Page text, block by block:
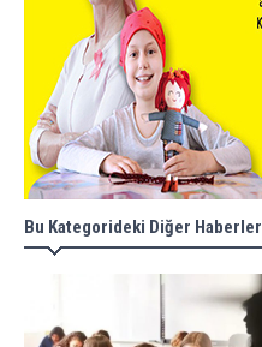
Bu Kategorideki Diğer Haberler